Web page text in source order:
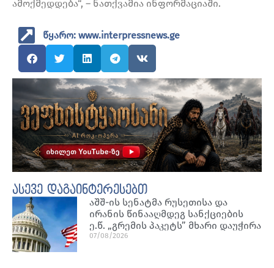
ამოქმედდება“, – ნათქვამია ინფორმაციაში.
წყარო: www.interpressnews.ge
ასევე დაგაინტერესებთ
აშშ-ის სენატმა რუსეთისა და
ირანის წინააღმდეგ სანქციების
ე.წ. „გრემის პაკეტს” მხარი დაუჭირა
07/08/2026